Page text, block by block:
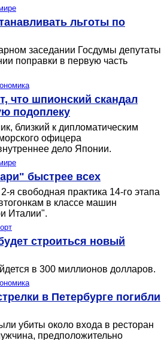
льготы по
заседании Госдумы депутаты
поправки в первую часть
что шпионский скандал
подоплеку
близкий к дипломатическим
офицера
дело Японии.
быстрее всех
я свободная практика 14-го этапа
в классе машин
Италии".
строиться новый
в 300 миллионов долларов.
в Петербурге погибли
убиты около входа в ресторан
предположительно